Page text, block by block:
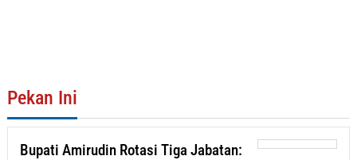
Pekan Ini
Bupati Amirudin Rotasi Tiga Jabatan: